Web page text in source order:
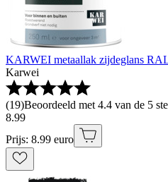
KARWEI metaallak zijdeglans
Karwei
(19)Beoordeeld met 4.4 van de 5
8.99
Prijs: 8.99 euro